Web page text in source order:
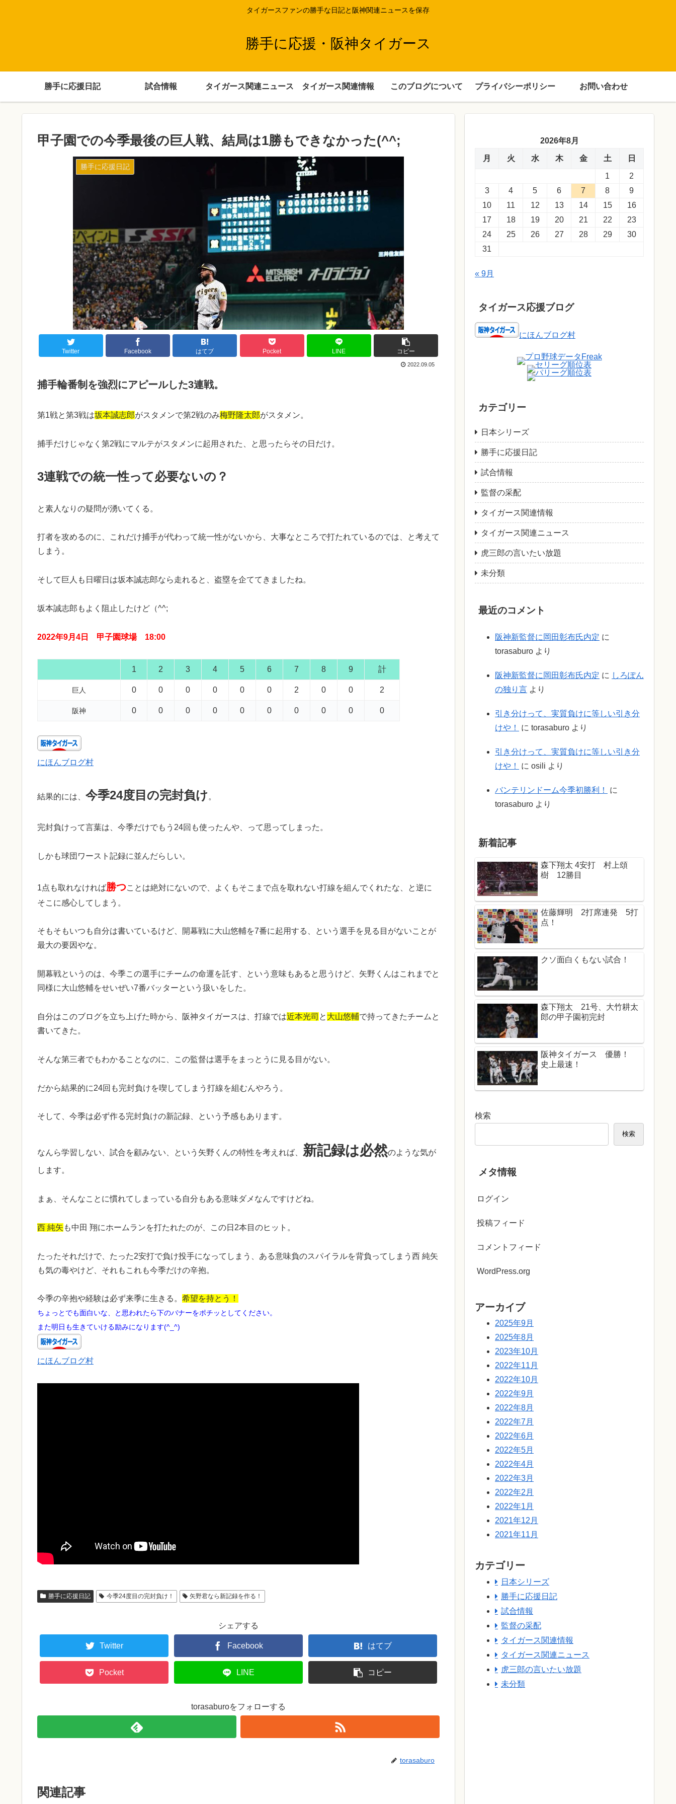
タイガースファンの勝手な日記と阪神関連ニュースを保存
勝手に応援・阪神タイガース
勝手に応援日記 試合情報 タイガース関連ニュース タイガース関連情報 このブログについて プライバシーポリシー お問い合わせ
甲子園での今季最後の巨人戦、結局は1勝もできなかった(^^;
勝手に応援日記
Twitter Facebook はてブ Pocket LINE コピー
2022.09.05
捕手輪番制を強烈にアピールした3連戦。
第1戦と第3戦は坂本誠志郎がスタメンで第2戦のみ梅野隆太郎がスタメン。
捕手だけじゃなく第2戦にマルテがスタメンに起用された、と思ったらその日だけ。
3連戦での統一性って必要ないの？
と素人なりの疑問が湧いてくる。
打者を攻めるのに、これだけ捕手が代わって統一性がないから、大事なところで打たれているのでは、と考えて
しまう。
そして巨人も日曜日は坂本誠志郎なら走れると、盗塁を企ててきましたね。
坂本誠志郎もよく阻止したけど（^^;
2022年9月4日 甲子園球場 18:00
1 2 3 4 5 6 7 8 9 計
巨人 0 0 0 0 0 0 2 0 0 2
阪神 0 0 0 0 0 0 0 0 0 0
にほんブログ村
結果的には、 今季24度目の完封負け 。
完封負けって言葉は、今季だけでもう24回も使ったんや、って思ってしまった。
しかも球団ワースト記録に並んだらしい。
1点も取れなければ勝つことは絶対にないので、よくもそこまで点を取れない打線を組んでくれたな、と逆に
そこに感心してしまう。
そもそもいつも自分は書いているけど、開幕戦に大山悠輔を7番に起用する、という選手を見る目がないことが
最大の要因やな。
開幕戦というのは、今季この選手にチームの命運を託す、という意味もあると思うけど、矢野くんはこれまでと
同様に大山悠輔をせいぜい7番バッターという扱いをした。
自分はこのブログを立ち上げた時から、阪神タイガースは、打線では近本光司 と 大山悠輔で持ってきたチームと
書いてきた。
そんな第三者でもわかることなのに、この監督は選手をまっとうに見る目がない。
だから結果的に24回も完封負けを喫してしまう打線を組むんやろう。
そして、今季は必ず作る完封負けの新記録、という予感もあります。
なんら学習しない、試合を顧みない、という矢野くんの特性を考えれば、 新記録は必然のような気が
します。
まぁ、そんなことに慣れてしまっている自分もある意味ダメなんですけどね。
西 純矢 も中田 翔にホームランを打たれたのが、この日2本目のヒット。
たったそれだけで、たった2安打で負け投手になってしまう、ある意味負のスパイラルを背負ってしまう西 純矢
も気の毒やけど、それもこれも今季だけの辛抱。
今季の辛抱や経験は必ず来季に生きる。 希望を持とう！
ちょっとでも面白いな、と思われたら下のバナーをポチッとしてください。
また明日も生きていける励みになります(^_^)
にほんブログ村
勝手に応援日記 今季24度目の完封負け！ 矢野君なら新記録を作る！
シェアする
Twitter Facebook はてブ
Pocket LINE コピー
torasaburoをフォローする
torasaburo
関連記事
2026年8月
月 火 水 木 金 土 日
1
2
3
4 5 6 7 8
9
10
11 12 13 14 15
16
17
18 19 20 21 22
23
24
25 26 27 28 29
30
31
« 9月
タイガース応援ブログ
にほんブログ村
カテゴリー
日本シリーズ
勝手に応援日記
試合情報
監督の采配
タイガース関連情報
タイガース関連ニュース
虎三郎の言いたい放題
未分類
最近のコメント
阪神新監督に岡田彰布氏内定 に
torasaburo より
阪神新監督に岡田彰布氏内定 に しろぽん
の独り言 より
引き分けって、実質負けに等しい引き分
けや！
に torasaburo より
引き分けって、実質負けに等しい引き分
けや！
に osili より
バンテリンドーム今季初勝利！
に
torasaburo より
新着記事
森下翔太 4安打 村上頌
樹 12勝目
佐藤輝明 2打席連発 5打
点！
クソ面白くもない試合！
森下翔太 21号、大竹耕太
郎の甲子園初完封
阪神タイガース 優勝！
史上最速！
検索
検索
メタ情報
ログイン
投稿フィード
コメントフィード
WordPress.org
アーカイブ
2025年9月
2025年8月
2023年10月
2022年11月
2022年10月
2022年9月
2022年8月
2022年7月
2022年6月
2022年5月
2022年4月
2022年3月
2022年2月
2022年1月
2021年12月
2021年11月
カテゴリー
日本シリーズ
勝手に応援日記
試合情報
監督の采配
タイガース関連情報
タイガース関連ニュース
虎三郎の言いたい放題
未分類